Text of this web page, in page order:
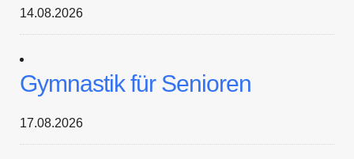
14.08.2026
Gymnastik für Senioren
17.08.2026